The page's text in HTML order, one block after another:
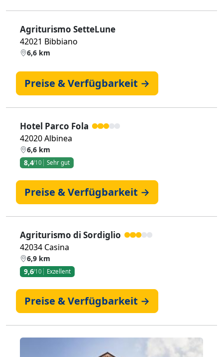
Agriturismo SetteLune
42021 Bibbiano
6,6 km
Preise & Verfügbarkeit →
Hotel Parco Fola
42020 Albinea
6,6 km
8,4/10 Sehr gut
Preise & Verfügbarkeit →
Agriturismo di Sordiglio
42034 Casina
6,9 km
9,6/10 Exzellent
Preise & Verfügbarkeit →